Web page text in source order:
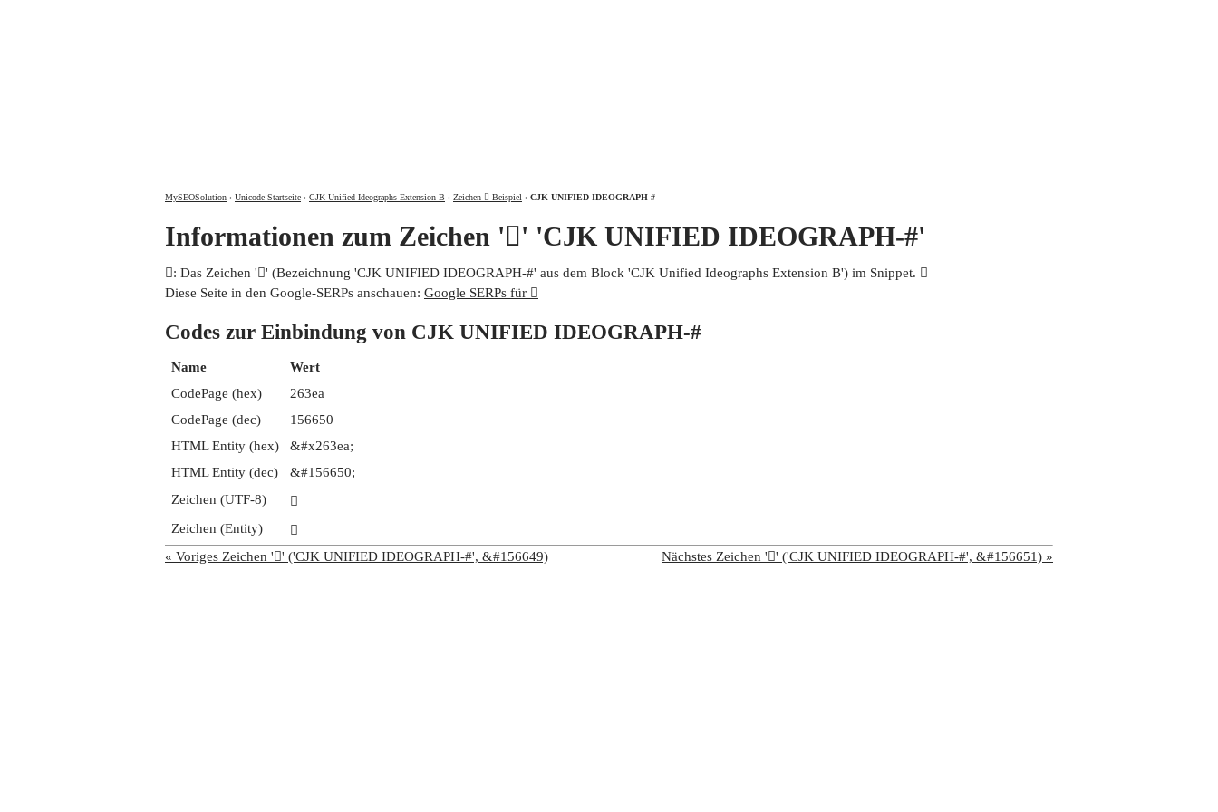
MySEOSolution › Unicode Startseite › CJK Unified Ideographs Extension B › Zeichen 𦏪 Beispiel › CJK UNIFIED IDEOGRAPH-#
Informationen zum Zeichen '𦏪' 'CJK UNIFIED IDEOGRAPH-#'
𦏪: Das Zeichen '𦏪' (Bezeichnung 'CJK UNIFIED IDEOGRAPH-#' aus dem Block 'CJK Unified Ideographs Extension B') im Snippet. 𦏪
Diese Seite in den Google-SERPs anschauen: Google SERPs für 𦏪
Codes zur Einbindung von CJK UNIFIED IDEOGRAPH-#
Name
Wert
CodePage (hex)
263ea
CodePage (dec)
156650
HTML Entity (hex)
&#x263ea;
HTML Entity (dec)
&#156650;
Zeichen (UTF-8)
𦏪
Zeichen (Entity)
𦏪
« Voriges Zeichen '𦏩' ('CJK UNIFIED IDEOGRAPH-#', &#156649)
Nächstes Zeichen '𦏫' ('CJK UNIFIED IDEOGRAPH-#', &#156651) »